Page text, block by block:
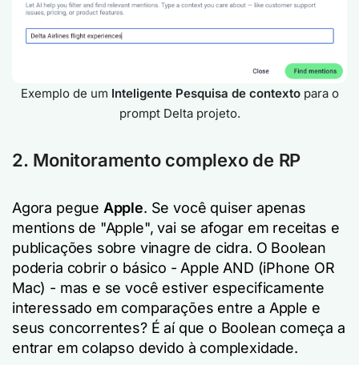
Exemplo de um Inteligente Pesquisa de contextopara o
prompt Deltaprojeto.
2. Monitoramento complexo de RP
Agora pegue Apple. Se você quiser apenas
mentions de "Apple", vai se afogar em receitas e
publicações sobre vinagre de cidra. O Boolean
poderia cobrir o básico - Apple AND (iPhone OR
Mac) - mas e se você estiver especificamente
interessado em comparações entre a Apple e
seus concorrentes? É aí que o Boolean começa a
entrar em colapso devido à complexidade.